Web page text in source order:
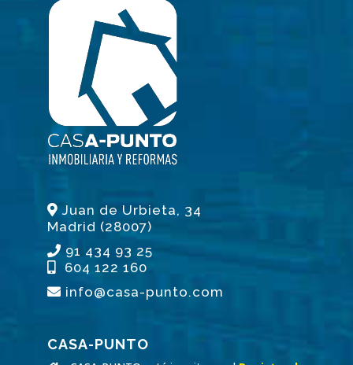
Juan de Urbieta, 34
Madrid (28007)
91 434 93 25
604 122 160
info@casa-punto.com
CASA-PUNTO